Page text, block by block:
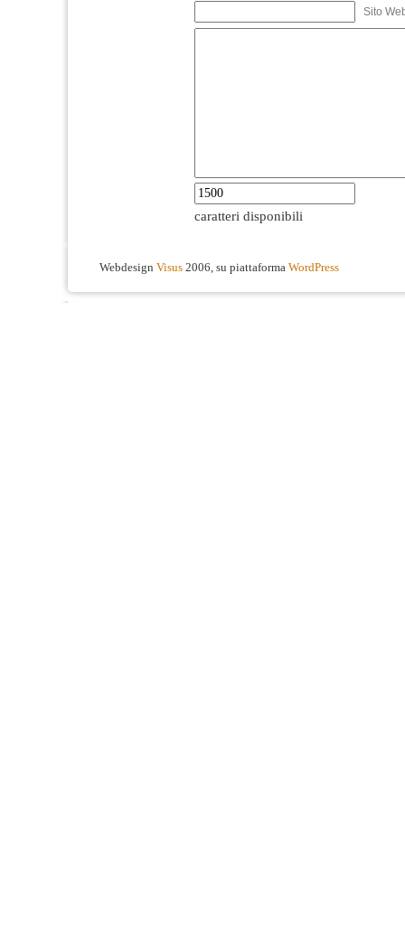
Sito
caratteri disponibili
Webdesign Visus 2006, su piattaforma WordPress